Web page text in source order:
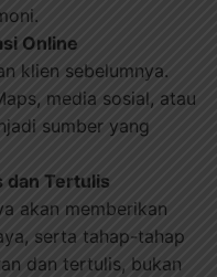
Online
klien sebelumnya.
media sosial, atau
sumber yang
dan Tertulis
akan memberikan
serta tahap-tahap
dan tertulis, bukan